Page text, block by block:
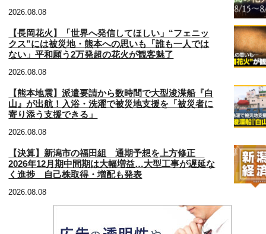
2026.08.08
【長岡花火】「世界へ発信してほしい」“フェニッ
クス”には被災地・熊本への思いも「誰も一人では
ない」平和願う2万発超の花火が観客魅了
2026.08.08
【熊本地震】派遣要請から数時間で大型浚渫船『白
山』が出航！入浴・洗濯で被災地支援を「被災者に
寄り添う支援できる」
2026.08.08
【決算】新潟市の福田組 通期予想を上方修正
2026年12月期中間期は大幅増益…大型工事が遅延な
く進捗 自己株取得・増配も発表
2026.08.08